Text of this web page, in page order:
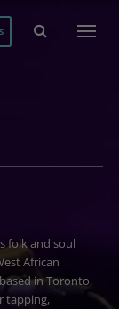
folk and soul
African
in Toronto,
tapping,